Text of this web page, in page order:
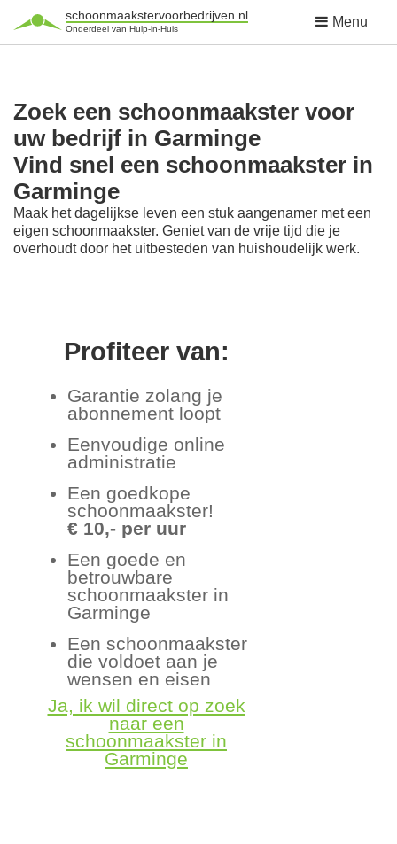
schoonmaakstervoorbedrijven.nl
Onderdeel van Hulp-in-Huis Menu
Zoek een schoonmaakster voor
uw bedrijf in Garminge
Vind snel een schoonmaakster in
Garminge
Maak het dagelijkse leven een stuk aangenamer met een
eigen schoonmaakster. Geniet van de vrije tijd die je
overhoudt door het uitbesteden van huishoudelijk werk.
Profiteer van:
Garantie zolang je
abonnement loopt
Eenvoudige online
administratie
Een goedkope
schoonmaakster!
€ 10,- per uur
Een goede en
betrouwbare
schoonmaakster in
Garminge
Een schoonmaakster
die voldoet aan je
wensen en eisen
Ja, ik wil direct op zoek
naar een
schoonmaakster in
Garminge